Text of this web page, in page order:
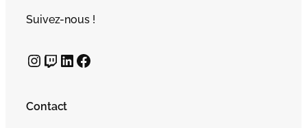
Suivez-nous !
InstagramTwitch LinkedIn Facebook
Contact